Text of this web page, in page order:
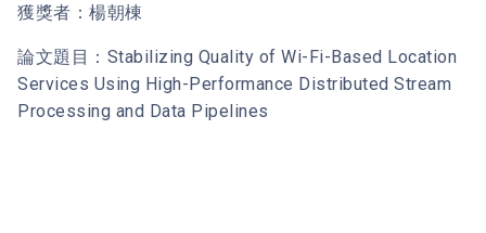
獲獎者：楊朝棟
論文題目：Stabilizing Quality of Wi-Fi-Based Location
Services Using High-Performance Distributed Stream
Processing and Data Pipelines